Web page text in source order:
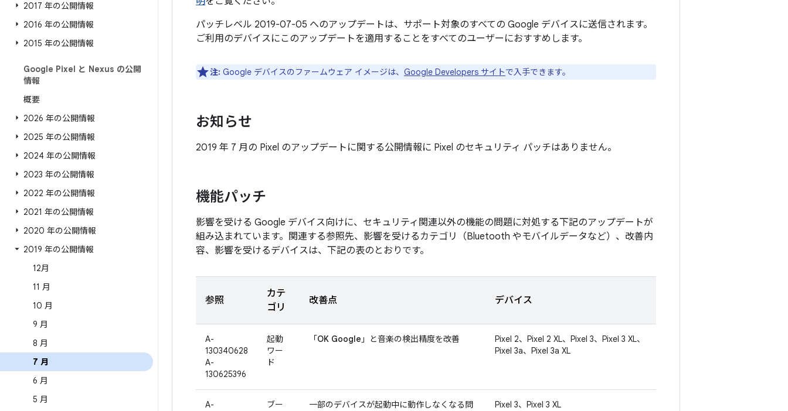
2017 年の公開情報
2016 年の公開情報
2015 年の公開情報
Google Pixel と Nexus の公開
情報
概要
2026 年の公開情報
2025 年の公開情報
2024 年の公開情報
2023 年の公開情報
2022 年の公開情報
2021 年の公開情報
2020 年の公開情報
2019 年の公開情報
12月
11 月
10 月
9 月
8 月
7 月
6 月
5 月
パッチレベル 2019-07-05 へのアップデートは、サポート対象のすべての Google デバイスに送信されます。
ご利用のデバイスにこのアップデートを適用することをすべてのユーザーにおすすめします。
注: Google デバイスのファームウェア イメージは、 Google Developers サイトで入手できます。
お知らせ
2019 年 7 月の Pixel のアップデートに関する公開情報に Pixel のセキュリティ パッチはありません。
機能パッチ
影響を受ける Google デバイス向けに、セキュリティ関連以外の機能の問題に対処する下記のアップデートが
組み込まれています。関連する参照先、影響を受けるカテゴリ（Bluetooth やモバイルデータなど）、改善内
容、影響を受けるデバイスは、下記の表のとおりです。
参照
カテ
ゴリ
改善点 デバイス
A-
130340628
A-
130625396
起動
ワー
ド
「OK Google 」と音楽の検出精度を改善
Pixel 2、Pixel 2 XL、Pixel 3、Pixel 3 XL、
Pixel 3a、Pixel 3a XL
A-
ブー
一部のデバイスが起動中に動作しなくなる問
Pixel 3、Pixel 3 XL